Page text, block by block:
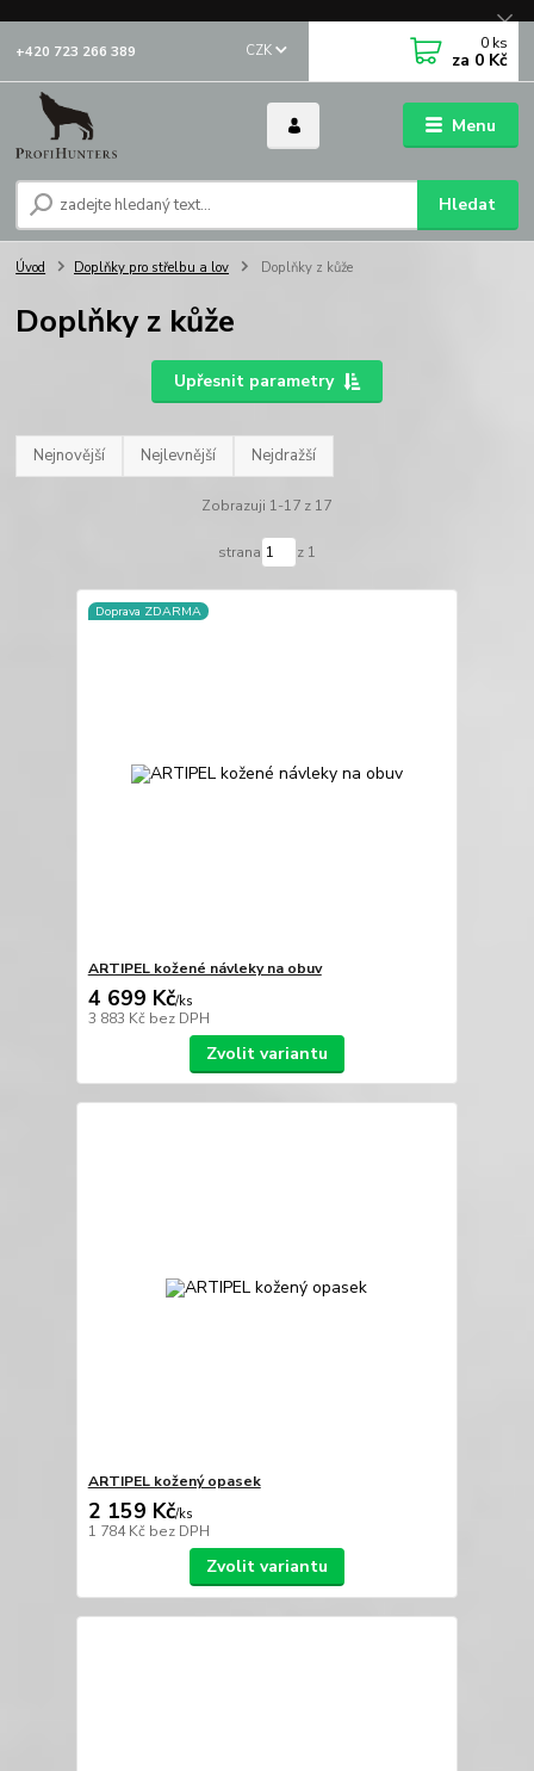
Menu
CZK
Hledat
+420 723 266 389 0 ks
za 0 Kč
Úvod Doplňky pro střelbu a lov Doplňky z kůže
Doplňky z kůže
Upřesnit parametry
Nejnovější Nejlevnější Nejdražší
Zobrazuji 1-17 z 17
strana z 1
Doprava ZDARMA
ARTIPEL kožené návleky na obuv
4 699 Kč/ks
3 883 Kč bez DPH
Zvolit variantu
ARTIPEL kožený opasek
2 159 Kč/ks
1 784 Kč bez DPH
Zvolit variantu